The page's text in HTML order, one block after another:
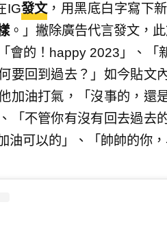
IG發文，用黑底白字寫下
。」撇除廣告代言發文，
會的！happy 2023」、「
要回到過去？」如今貼文
加油打氣，「沒事的，還
「不管你有沒有回去過去
油可以的」、「帥帥的你